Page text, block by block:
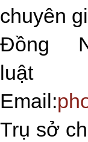
chuyên
Đồng
Email:
Trụ sở